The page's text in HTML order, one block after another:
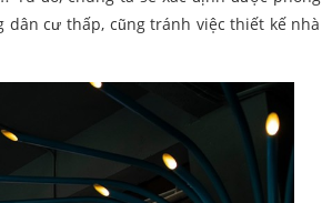
cư thấp, cũng tránh việc thiết kế nhà